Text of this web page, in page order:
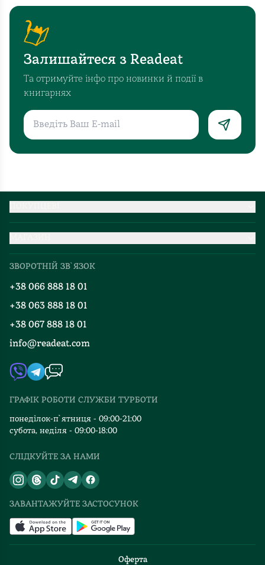
Залишайтеся з Readeat
Та отримуйте інфо про новинки й події в
книгарнях
Добірки
Блог
Події
Книгарні
Контакти
Автори
Видавництва
Відгуки та оцінка RDT
ЗВОРОТНІЙ ЗВ`ЯЗОК
+38 066 888 18 01
+38 063 888 18 01
+38 067 888 18 01
info@readeat.com
ГРАФІК РОБОТИ СЛУЖБИ ТУРБОТИ
понеділок-п`ятниця - 09:00-21:00
субота, неділя - 09:00-18:00
СЛІДКУЙТЕ ЗА НАМИ
ЗАВАНТАЖУЙТЕ ЗАСТОСУНОК
Оферта